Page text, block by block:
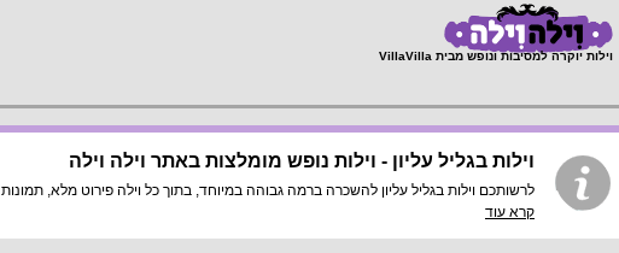
וילות יוקרה למסיבות ונופש מבית VillaVilla
וילות בגליל עליון - וילות נופש מומלצות באתר וילה וילה
לרשותכם וילות בגליל עליון להשכרה ברמה גבוהה במיוחד, בתוך כל וילה פירוט מלא, תמונות HD והכי חשוב התאמה מלאה לסמארטפונים ולטאבלטים, היכנסו עכשיו!
קרא עוד